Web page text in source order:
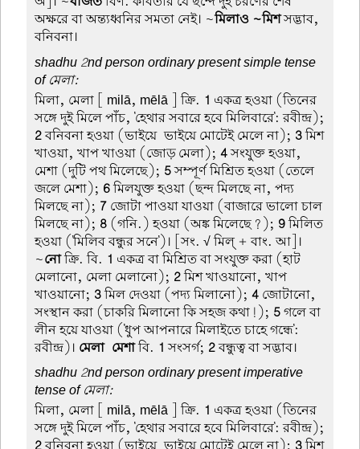
অক্ষরে বা অন্ত্যধ্বনির সমতা নেই। ~মিলাও ~মিশসদ্ভাব,
বনিবনা।
shadhu 2nd person ordinary present simple tense
of মেলা:
মিলা, মেলা [ milā, mēlā ] ক্রি. 1 একত্র হওয়া (তিনের
সঙ্গে দুই মিলে পাঁচ, 'হেথার সবারে হবে মিলিবারে': রবীন্দ্র);
2বনিবনা হওয়া (ভাইয়ে-ভাইয়ে মোটেই মেলে না); 3মিশ
খাওয়া, খাপ খাওয়া (জোড় মেলা);4সংযুক্ত হওয়া,
মেশা (দুটি পথ মিলেছে); 5সম্পূর্ণ মিশ্রিত হওয়া (তেলে
জলে মেশা); 6মিলযুক্ত হওয়া (ছন্দ মিলছে না, পদ্য
মিলছে না); 7 জোটা পাওয়া যাওয়া (বাজারে ভালো চাল
মিলছে না); 8 (গনি.) হওয়া (অঙ্ক মিলেছে?); 9মিলিত
হওয়া ('মিলিব বন্ধুর সনে')। [সং. √ মিল্ + বাং. আ]।
~নোক্রি. বি. 1 একত্র বা মিশ্রিত বা সংযুক্ত করা (হাট
মেলানো, মেলা মেলানো); 2মিশ খাওয়ানো, খাপ
খাওয়ানো; 3মিল দেওয়া (পদ্য মিলানো);4 জোটানো,
সংস্থান করা (চাকরি মিলানো কি সহজ কথা!); 5গলে বা
লীন হয়ে যাওয়া ('ধুপ আপনারে মিলাইতে চাহে গন্ধে':
রবীন্দ্র)। মেলা-মেশাবি. 1 সংসর্গ; 2বন্ধুত্ব বা সদ্ভাব।
shadhu 2nd person ordinary present imperative
tense of মেলা:
মিলা, মেলা [ milā, mēlā ] ক্রি. 1 একত্র হওয়া (তিনের
সঙ্গে দুই মিলে পাঁচ, 'হেথার সবারে হবে মিলিবারে': রবীন্দ্র);